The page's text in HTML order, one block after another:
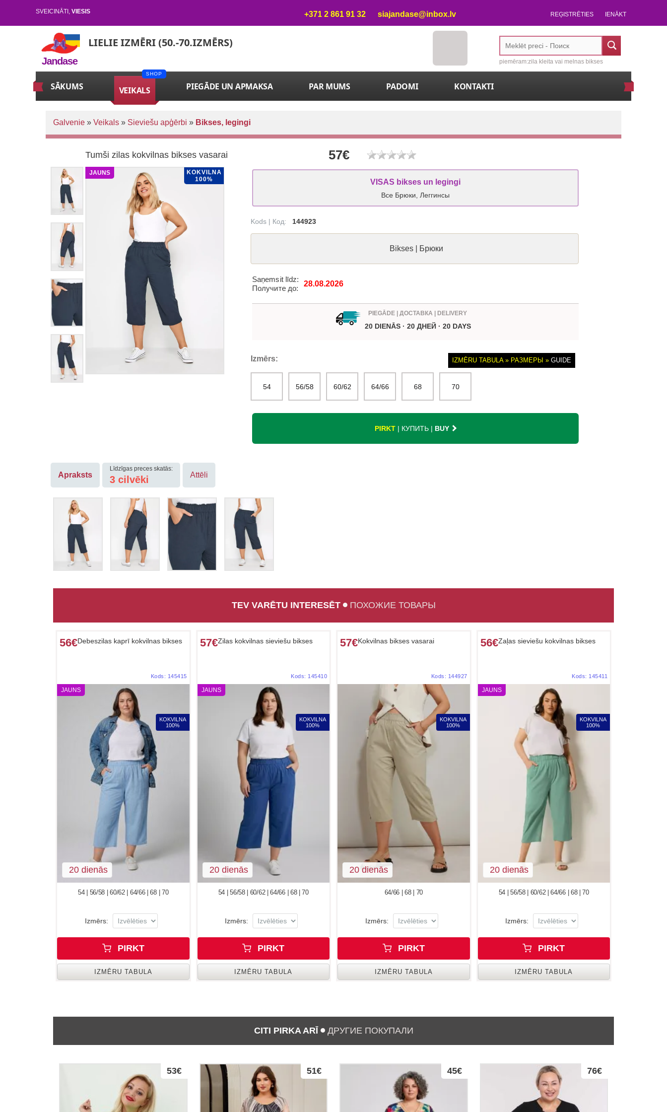
SVEICINĀTI , VIESIS +371 2 861 91 32 siajandase@inbox.lv REĢISTRĒTIES IENĀKT
Jandase
LIELIE IZMĒRI (50.-70.IZMĒRS)
piemēram:zila kleita vai melnas bikses
SĀKUMS VEIKALS PIEGĀDE UN APMAKSA PAR MUMS PADOMI KONTAKTI
Galvenie » Veikals » Sieviešu apģērbi » Bikses, legingi
Tumši zilas kokvilnas bikses vasarai 57€
KOKVILNA
100%
JAUNS
VISAS bikses un legingi
Все Брюки, Леггинсы
Kods | Код: 144923
Bikses | Брюки
Saņemsit līdz:
Получите до:
28.08.2026
PIEGĀDE | ДОСТАВКА | DELIVERY
20 DIENĀS · 20 ДНЕЙ · 20 DAYS
IZMĒRU TABULA » РАЗМЕРЫ » GUIDE
Izmērs:
54 56/58 60/62 64/66 68 70
PIRKT | КУПИТЬ | BUY
Apraksts
Līdzīgas preces skatās:
3 cilvēki Attēli
TEV VARĒTU INTERESĒT ПОХОЖИЕ ТОВАРЫ
56€Debeszilas kaprī kokvilnas bikses
Kods: 145415
JAUNS
KOKVILNA
100%
20 dienās
54 | 56/58 | 60/62 | 64/66 | 68 | 70
Izmērs:
PIRKT
IZMĒRU TABULA
57€Zilas kokvilnas sieviešu bikses
Kods: 145410
JAUNS
KOKVILNA
100%
20 dienās
54 | 56/58 | 60/62 | 64/66 | 68 | 70
Izmērs:
PIRKT
IZMĒRU TABULA
57€Kokvilnas bikses vasarai
Kods: 144927
KOKVILNA
100%
20 dienās
64/66 | 68 | 70
Izmērs:
PIRKT
IZMĒRU TABULA
56€Zaļas sieviešu kokvilnas bikses
Kods: 145411
JAUNS
KOKVILNA
100%
20 dienās
54 | 56/58 | 60/62 | 64/66 | 68 | 70
Izmērs:
PIRKT
IZMĒRU TABULA
CITI PIRKA ARĪ ДРУГИЕ ПОКУПАЛИ
53€ 51€ 45€ 76€